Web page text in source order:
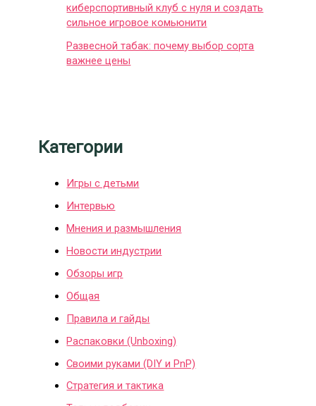
киберспортивный клуб с нуля и создать
сильное игровое комьюнити
Развесной табак: почему выбор сорта
важнее цены
Категории
Игры с детьми
Интервью
Мнения и размышления
Новости индустрии
Обзоры игр
Общая
Правила и гайды
Распаковки (Unboxing)
Своими руками (DIY и PnP)
Стратегия и тактика